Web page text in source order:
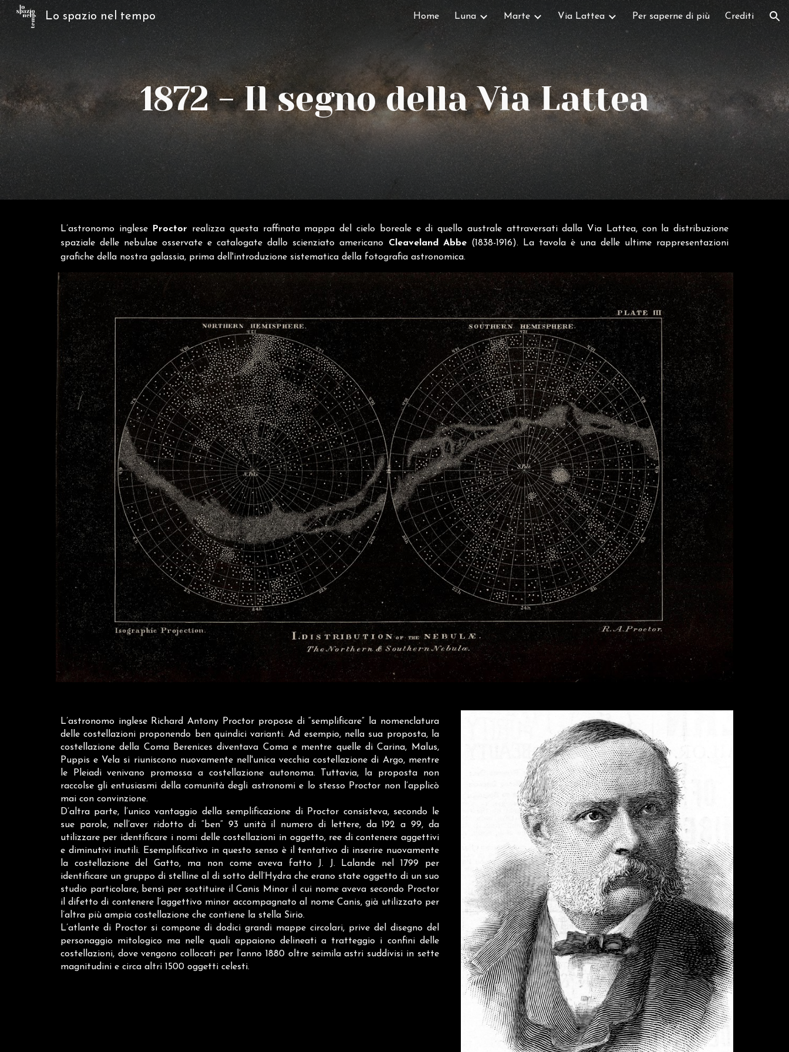
Skip to main content Skip to navigation
Lo spazio nel tempo Home Luna Marte Via Lattea Per saperne di più Crediti
1872 - Il segno della Via Lattea
L’astronomo inglese Proctor realizza questa raffinata mappa del cielo boreale e di quello australe attraversati dalla Via Lattea, con la distribuzione
spaziale delle nebulae osservate e catalogate dallo scienziato americano Cleaveland Abbe (1838-1916). La tavola è una delle ultime rappresentazioni
grafiche della nostra galassia, prima dell'introduzione sistematica della fotografia astronomica.
L’astronomo inglese Richard Antony Proctor propose di “semplificare” la nomenclatura
delle costellazioni proponendo ben quindici varianti. Ad esempio, nella sua proposta, la
costellazione della Coma Berenices diventava Coma e mentre quelle di Carina, Malus,
Puppis e Vela si riuniscono nuovamente nell'unica vecchia costellazione di Argo, mentre
le Pleiadi venivano promossa a costellazione autonoma. Tuttavia, la proposta non
raccolse gli entusiasmi della comunità degli astronomi e lo stesso Proctor non l’applicò
mai con convinzione.
D’altra parte, l’unico vantaggio della semplificazione di Proctor consisteva, secondo le
sue parole, nell’aver ridotto di “ben” 93 unità il numero di lettere, da 192 a 99, da
utilizzare per identificare i nomi delle costellazioni in oggetto, ree di contenere aggettivi
e diminutivi inutili. Esemplificativo in questo senso è il tentativo di inserire nuovamente
la costellazione del Gatto, ma non come aveva fatto J. J. Lalande nel 1799 per
identificare un gruppo di stelline al di sotto dell’Hydra che erano state oggetto di un suo
studio particolare, bensì per sostituire il Canis Minor il cui nome aveva secondo Proctor
il difetto di contenere l’aggettivo minor accompagnato al nome Canis, già utilizzato per
l’altra più ampia costellazione che contiene la stella Sirio.
L’atlante di Proctor si compone di dodici grandi mappe circolari, prive del disegno del
personaggio mitologico ma nelle quali appaiono delineati a tratteggio i confini delle
costellazioni, dove vengono collocati per l’anno 1880 oltre seimila astri suddivisi in sette
magnitudini e circa altri 1500 oggetti celesti.